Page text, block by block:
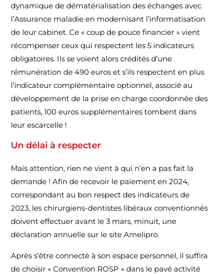
dynamique de dématérialisation des échanges avec
l’Assurance maladie en modernisant l’informatisation
de leur cabinet. Ce « coup de pouce financier » vient
récompenser ceux qui respectent les 5 indicateurs
obligatoires. Ils se voient alors crédités d’une
rémunération de 490 euros et s’ils respectent en plus
l’indicateur complémentaire optionnel, associé au
développement de la prise en charge coordonnée des
patients, 100 euros supplémentaires tombent dans
leur escarcelle !
Un délai à respecter
Mais attention, rien ne vient à qui n’en a pas fait la
demande ! Afin de recevoir le paiement en 2024,
correspondant au bon respect des indicateurs de
2023, les chirurgiens-dentistes libéraux conventionnés
doivent effectuer avant le 3 mars, minuit, une
déclaration annuelle sur le site Amelipro.
Après s’être connecté à son espace personnel, il suffira
de choisir « Convention ROSP » dans le pavé activité